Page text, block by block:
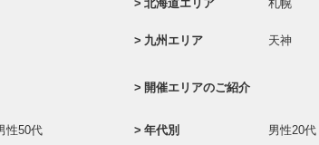
性50代
北海道エリア 札幌
九州エリア 天神
開催エリアのご紹介
年代別 男性20代